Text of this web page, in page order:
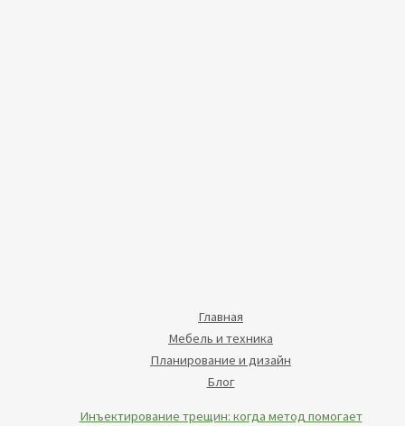
Главная
Мебель и техника
Планирование и дизайн
Блог
Инъектирование трещин: когда метод помогает